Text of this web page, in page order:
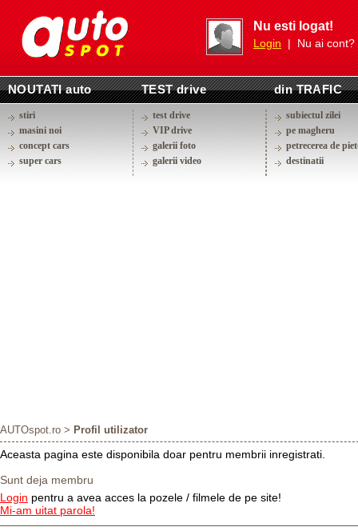
Nu esti logat!
Login| Nu ai cont?
NOUTATI auto TEST drive din TRAFIC
stiri
masini noi
concept cars
super cars
test drive
VIP drive
galerii foto
galerii video
subiectul zilei
pe magheru
petrecerea de
destinatii
AUTOspot.ro > Profil utilizator
Aceasta pagina este disponibila doar pentru membrii inregistrati.
Sunt deja membru
Login pentru a avea acces la pozele / filmele de pe site!
Mi-am uitat parola!